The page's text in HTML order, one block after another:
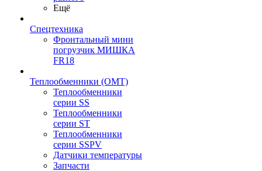
Ещё
Спецтехника
Фронтальный мини
погрузчик МИШКА
FR18
Теплообменники (OMT)
Теплообменники
серии SS
Теплообменники
серии ST
Теплообменники
серии SSPV
Датчики температуры
Запчасти